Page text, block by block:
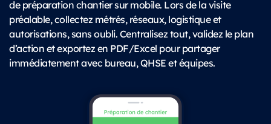
de préparation chantier sur mobile. Lors de la visite
préalable, collectez métrés, réseaux, logistique et
autorisations, sans oubli. Centralisez tout, validez le plan
d’action et exportez en PDF/Excel pour partager
immédiatement avec bureau, QHSE et équipes.